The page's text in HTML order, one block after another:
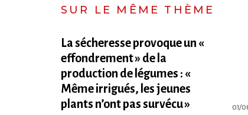
SUR LE MÊME THÈME
La sécheresse provoque un «
effondrement » de la
production de légumes : «
Même irrigués, les jeunes
plants n’ont pas survécu »
01/